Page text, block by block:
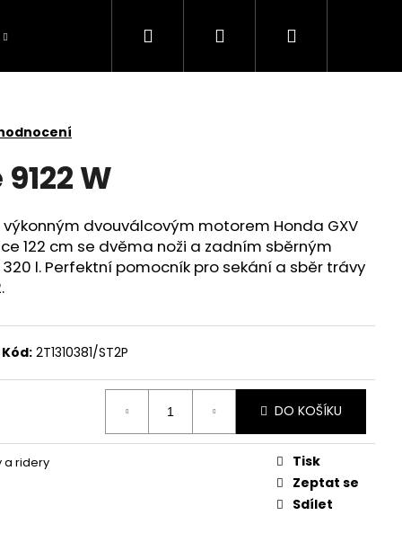
Hledat PřihlášeníNákupní
W
dvouválcovým motorem Honda GXV
122 cm se dvěma noži a zadním sběrným
l. Perfektní pomocník pro sekání a sběr trávy
Kód: 2T1310381/ST2P
DO KOŠÍKU
a ridery
Tisk
Zeptat se
Sdílet
430V NERA